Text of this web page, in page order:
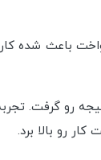
جریان یکنواخت
رو گرفت.
رو بالا برد.